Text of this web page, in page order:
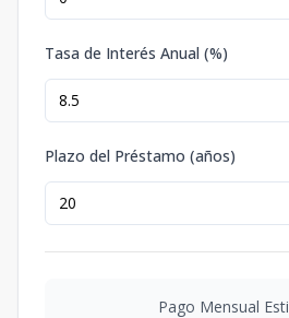
Tasa de Interés Anual (%)
Plazo del Préstamo (años)
Pago Mensual